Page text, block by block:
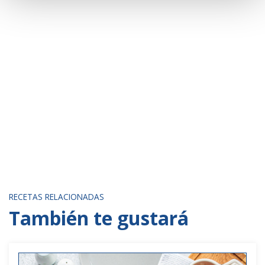
RECETAS RELACIONADAS
También te gustará